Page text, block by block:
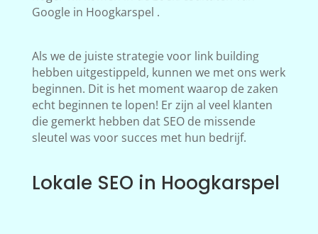
Google in Hoogkarspel .
Als we de juiste strategie voor link building
hebben uitgestippeld, kunnen we met ons werk
beginnen. Dit is het moment waarop de zaken
echt beginnen te lopen! Er zijn al veel klanten
die gemerkt hebben dat SEO de missende
sleutel was voor succes met hun bedrijf.
Lokale SEO in Hoogkarspel